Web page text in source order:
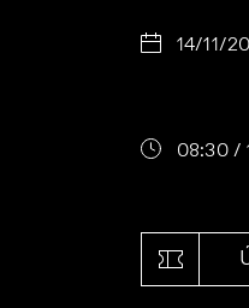
14/11/
08:30 /